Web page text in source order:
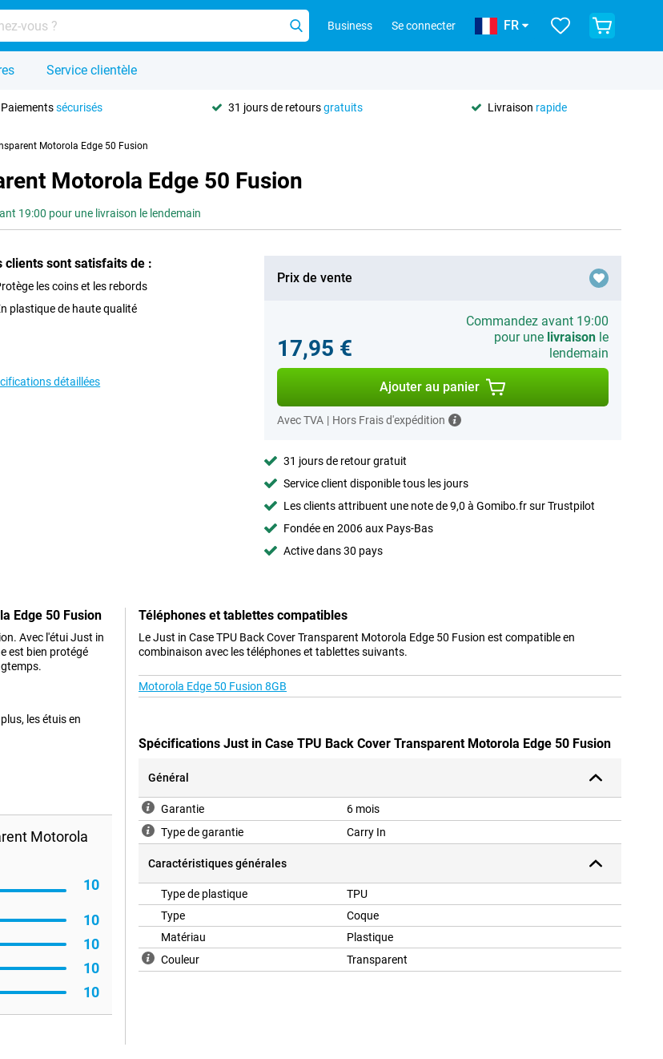
Business Se connecter FR
Service clientèle
Paiementssécurisés 31 jours de retoursgratuits Livraison rapide
Motorola Edge 50 Fusion
Motorola Edge 50 Fusion
19:00 pour une livraison le lendemain
clients sont satisfaits de :
les coins et les rebords
plastique de haute qualité
détaillées
Prix de vente
17,95 €
Commandez avant 19:00
pour une livraisonle
lendemain
Ajouter au panier
Avec TVA | Hors Frais d'expédition
31 jours de retour gratuit
Service client disponible tous les jours
Les clients attribuent une note de 9,0 à Gomibo.fr sur Trustpilot
Fondée en 2006 aux Pays-Bas
Active dans 30 pays
Edge 50 Fusion
Avec l'étui Just in
est bien protégé
les étuis en
Motorola
10
10
10
10
10
Téléphones et tablettes compatibles
Le Just in Case TPU Back Cover Transparent Motorola Edge 50 Fusion est compatible en
combinaison avec les téléphones et tablettes suivants.
Motorola Edge 50 Fusion 8GB
Spécifications Just in Case TPU Back Cover Transparent Motorola Edge 50 Fusion
Général
Garantie
6 mois
Type de garantie
Carry In
Caractéristiques générales
Type de plastique
TPU
Type
Coque
Matériau
Plastique
Couleur
Transparent